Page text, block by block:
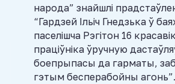
народа” знайшлі
“Гардзей Ільіч Гнедзька ў
паселішча Рэгітон 16
праціўніка ўручную
боепрыпасы да гарматы,
гэтым бесперабойны